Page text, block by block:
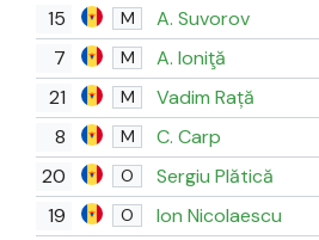
15 M A. Suvorov
7 M
A. Ioniţă
21
M Vadim Rață
8 M C. Carp
20 O
Sergiu Plătică
19
O Ion Nicolaescu